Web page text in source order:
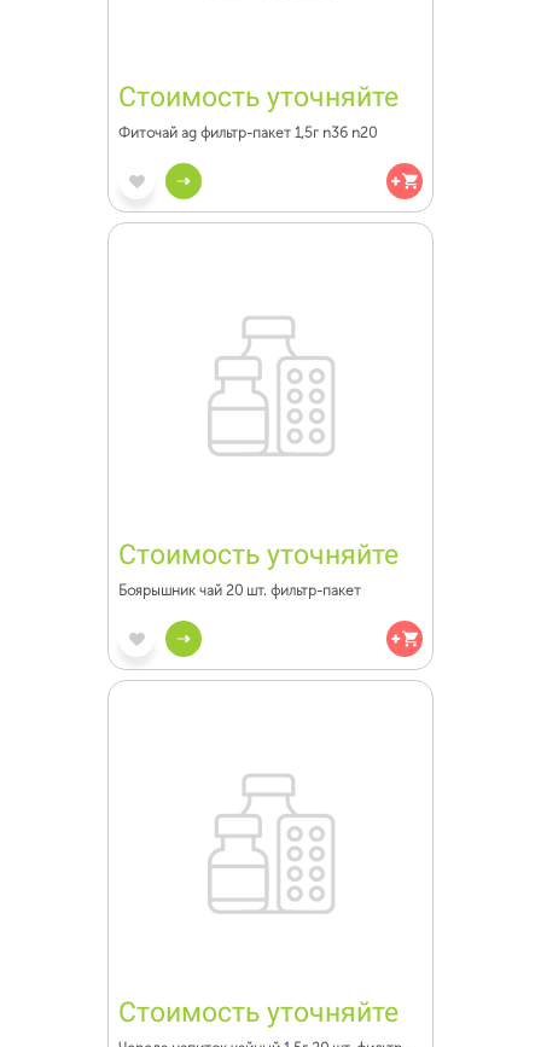
Стоимость уточняйте
Фиточай ag фильтр-пакет 1,5г n36 n20
Стоимость уточняйте
Боярышник чай 20 шт. фильтр-пакет
Стоимость уточняйте